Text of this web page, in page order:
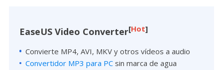
EaseUS Video Converter[Hot]
Convierte MP4, AVI, MKV y otros vídeos a audio
Convertidor MP3 para PCsin marca de agua